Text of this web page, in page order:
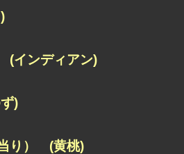
(インディアン)
)
り） (黄桃)